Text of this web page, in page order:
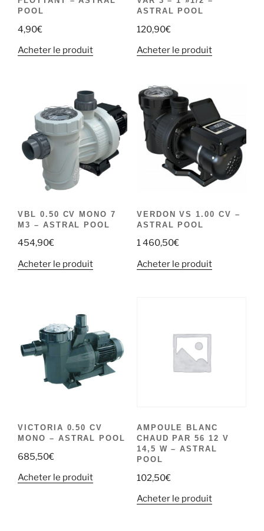
POOL
4,90€
Acheter le produit
ASTRAL POOL
120,90€
Acheter le produit
VBL 0.50 CV MONO 7
M3 – ASTRAL POOL
454,90€
Acheter le produit
VERDON VS 1.00 CV –
ASTRAL POOL
1 460,50€
Acheter le produit
VICTORIA 0.50 CV
MONO – ASTRAL POOL
685,50€
Acheter le produit
AMPOULE BLANC
CHAUD PAR 56 12 V
14,5 W – ASTRAL
POOL
102,50€
Acheter le produit